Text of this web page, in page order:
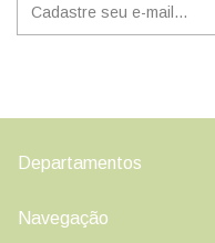
Departamentos
Navegação